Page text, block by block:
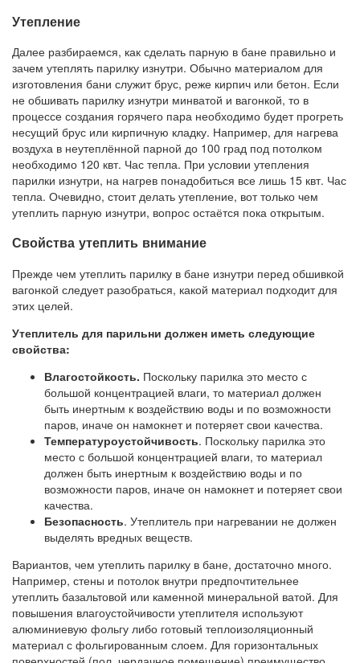
Утепление
Далее разбираемся, как сделать парную в бане правильно и
зачем утеплять парилку изнутри. Обычно материалом для
изготовления бани служит брус, реже кирпич или бетон. Если
не обшивать парилку изнутри минватой и вагонкой, то в
процессе создания горячего пара необходимо будет прогреть
несущий брус или кирпичную кладку. Например, для нагрева
воздуха в неутеплённой парной до 100 град под потолком
необходимо 120 квт. Час тепла. При условии утепления
парилки изнутри, на нагрев понадобиться все лишь 15 квт. Час
тепла. Очевидно, стоит делать утепление, вот только чем
утеплить парную изнутри, вопрос остаётся пока открытым.
Свойства утеплить внимание
Прежде чем утеплить парилку в бане изнутри перед обшивкой
вагонкой следует разобраться, какой материал подходит для
этих целей.
Утеплитель для парильни должен иметь следующие
свойства:
Влагостойкость. Поскольку парилка это место с
большой концентрацией влаги, то материал должен
быть инертным к воздействию воды и по возможности
паров, иначе он намокнет и потеряет свои качества.
Температуроустойчивость. Поскольку парилка это
место с большой концентрацией влаги, то материал
должен быть инертным к воздействию воды и по
возможности паров, иначе он намокнет и потеряет свои
качества.
Безопасность. Утеплитель при нагревании не должен
выделять вредных веществ.
Вариантов, чем утеплить парилку в бане, достаточно много.
Например, стены и потолок внутри предпочтительнее
утеплить базальтовой или каменной минеральной ватой. Для
повышения влагоустойчивости утеплителя используют
алюминиевую фольгу либо готовый теплоизоляционный
материал с фольгированным слоем. Для горизонтальных